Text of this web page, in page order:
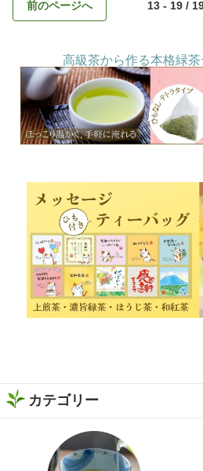
前のページへ 13 - 19 /
高級茶から作る本格緑茶
カテゴリー